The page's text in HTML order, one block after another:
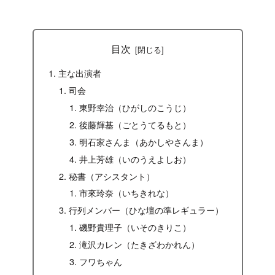
目次
主な出演者
司会
東野幸治（ひがしのこうじ）
後藤輝基（ごとうてるもと）
明石家さんま（あかしやさんま）
井上芳雄（いのうえよしお）
秘書（アシスタント）
市來玲奈（いちきれな）
行列メンバー（ひな壇の準レギュラー）
磯野貴理子（いそのきりこ）
滝沢カレン（たきざわかれん）
フワちゃん